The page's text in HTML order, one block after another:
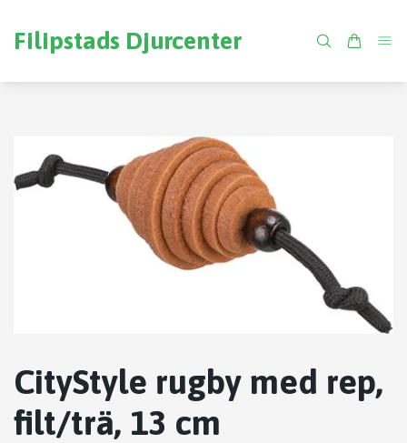
Filipstads Djurcenter
CityStyle rugby med rep,
filt/trä, 13 cm